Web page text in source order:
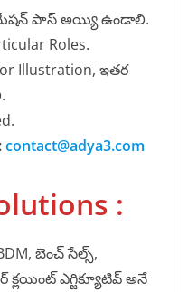
పాస్ అయ్యి ఉండాలి.
Roles.
Illustration, ఇతర
contact@adya3.com
:
బెంచ్ సేల్స్,
ఎగ్జిక్యూటివ్ అనే